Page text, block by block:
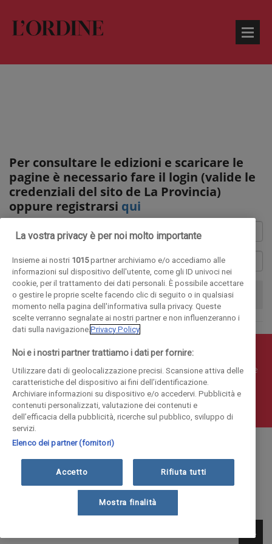
Per consultare le edizioni e scaricare le
pagine è necessario fare il login (valide le
credenziali del sito de La Provincia)
oppure registrarsi qui
© COPYRIGHT 2018 - La Provincia di Como Editoriale S.p.a.
P.IVA 00190490136 - E' vietata la riproduzione anche parziale
Iscritta al Registro Imprese di Como al n. 10410 | Capitale
Sociale Euro 1.884.300 i.v.
La vostra privacy è per noi molto importante
Insieme ai nostri 1015partner archiviamo e/o accediamo alle
informazioni sul dispositivo dell'utente, come gli ID univoci nei
cookie, per il trattamento dei dati personali. È possibile accettare
o gestire le proprie scelte facendo clic di seguito o in qualsiasi
momento nella pagina dell'informativa sulla privacy. Queste
scelte verranno segnalate ai nostri partner e non influenzeranno i
dati sulla navigazione. Privacy Policy
Noi e i nostri partner trattiamo i dati per fornire:
Utilizzare dati di geolocalizzazione precisi. Scansione attiva delle
caratteristiche del dispositivo ai fini dell’identificazione.
Archiviare informazioni su dispositivo e/o accedervi. Pubblicità e
contenuti personalizzati, valutazione dei contenuti e
dell’efficacia della pubblicità, ricerche sul pubblico, sviluppo di
servizi.
Elenco dei partner (fornitori)
Accetto Rifiuta tutti
Mostra finalità